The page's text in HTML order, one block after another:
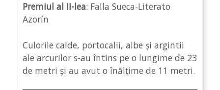
Premiul al II-lea: Falla Sueca-Literato
Azorín
Culorile calde, portocalii, albe și argintii
ale arcurilor s-au întins pe o lungime de 23
de metri și au avut o înălțime de 11 metri.